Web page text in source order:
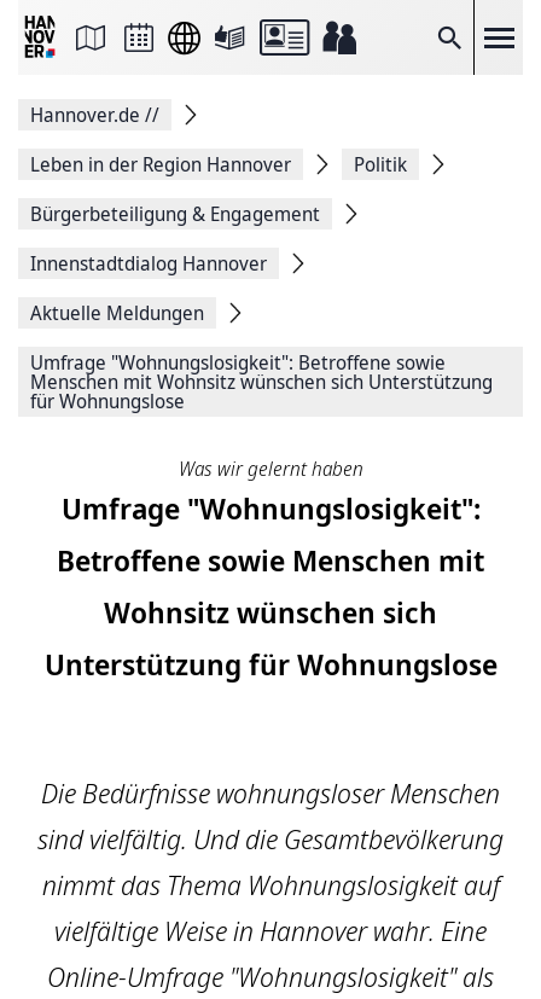
Suche
Seite
Facebook
teilen
Seitenlink
Seite
Hannover.de //
Leben in der Region Hannover
Politik
Bürgerbeteiligung & Engagement
Innenstadtdialog Hannover
Aktuelle Meldungen
Umfrage "Wohnungslosigkeit": Betroffene sowie
Menschen mit Wohnsitz wünschen sich Unterstützung
für Wohnungslose
Was wir gelernt haben
Umfrage "Wohnungslosigkeit":
Betroffene sowie Menschen mit
Wohnsitz wünschen sich
Unterstützung für Wohnungslose
Die Bedürfnisse wohnungsloser Menschen
sind vielfältig. Und die Gesamtbevölkerung
nimmt das Thema Wohnungslosigkeit auf
vielfältige Weise in Hannover wahr. Eine
Online-Umfrage "Wohnungslosigkeit" als